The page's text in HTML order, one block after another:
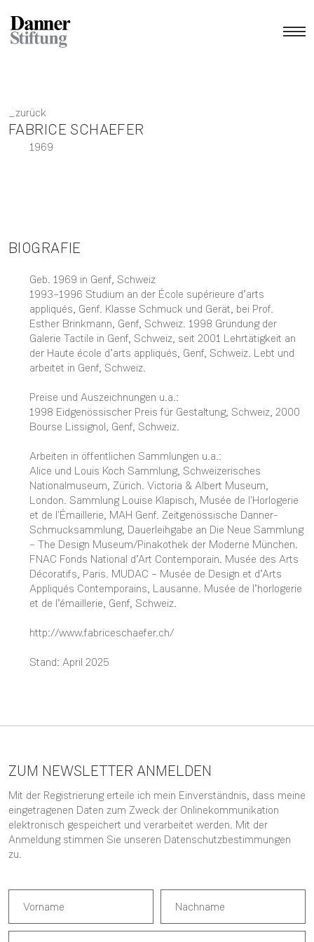
zurück
FABRICE SCHAEFER
1969
BIOGRAFIE
Geb. 1969 in Genf, Schweiz
1993–1996 Studium an der École supérieure d’arts
appliqués, Genf. Klasse Schmuck und Gerät, bei Prof.
Esther Brinkmann, Genf, Schweiz. 1998 Gründung der
Galerie Tactile in Genf, Schweiz, seit 2001 Lehrtätigkeit an
der Haute école d’arts appliqués, Genf, Schweiz. Lebt und
arbeitet in Genf, Schweiz.
Preise und Auszeichnungen u.a.:
1998 Eidgenössischer Preis für Gestaltung, Schweiz, 2000
Bourse Lissignol, Genf, Schweiz.
Arbeiten in öffentlichen Sammlungen u.a.:
Alice und Louis Koch Sammlung, Schweizerisches
Nationalmuseum, Zürich. Victoria & Albert Museum,
London. Sammlung Louise Klapisch, Musée de l'Horlogerie
et de l'Émaillerie, MAH Genf. Zeitgenössische Danner-
Schmucksammlung, Dauerleihgabe an Die Neue Sammlung
– The Design Museum/Pinakothek der Moderne München.
FNAC Fonds National d’Art Contemporain. Musée des Arts
Décoratifs, Paris. MUDAC – Musée de Design et d’Arts
Appliqués Contemporains, Lausanne. Musée de l’horlogerie
et de l’émaillerie, Genf, Schweiz.
http://www.fabriceschaefer.ch/
Stand: April 2025
ZUM NEWSLETTER ANMELDEN
Mit der Registrierung erteile ich mein Einverständnis, dass meine
eingetragenen Daten zum Zweck der Onlinekommunikation
elektronisch gespeichert und verarbeitet werden. Mit der
Anmeldung stimmen Sie unseren Datenschutzbestimmungen
zu.